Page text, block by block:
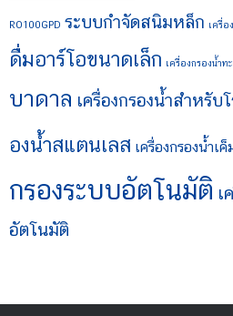
RO100GPD ระบบกำจัดสนิมหล็ก เครื่อ
ดื่มอาร์โอขนาดเล็ก เครื่องกรองน้ำทะ
บาดาล เครื่องกรองน้ำสำหรับ
องน้ำสแตนเลส เครื่องกรองน้ำเ
กรองระบบอัตโนมัติ เ
อัตโนมัติ